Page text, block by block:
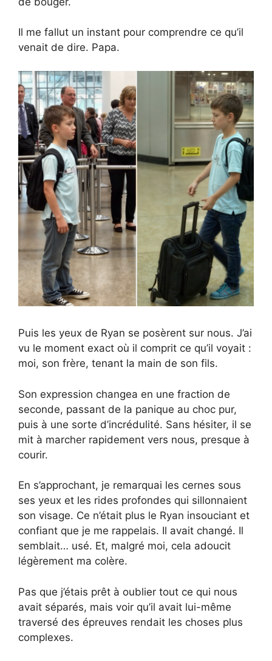
Il me fallut un instant pour comprendre ce qu’il
venait de dire. Papa.
Puis les yeux de Ryan se posèrent sur nous. J’ai
vu le moment exact où il comprit ce qu’il voyait :
moi, son frère, tenant la main de son fils.
Son expression changea en une fraction de
seconde, passant de la panique au choc pur,
puis à une sorte d’incrédulité. Sans hésiter, il se
mit à marcher rapidement vers nous, presque à
courir.
En s’approchant, je remarquai les cernes sous
ses yeux et les rides profondes qui sillonnaient
son visage. Ce n’était plus le Ryan insouciant et
confiant que je me rappelais. Il avait changé. Il
semblait… usé. Et, malgré moi, cela adoucit
légèrement ma colère.
Pas que j’étais prêt à oublier tout ce qui nous
avait séparés, mais voir qu’il avait lui-même
traversé des épreuves rendait les choses plus
complexes.